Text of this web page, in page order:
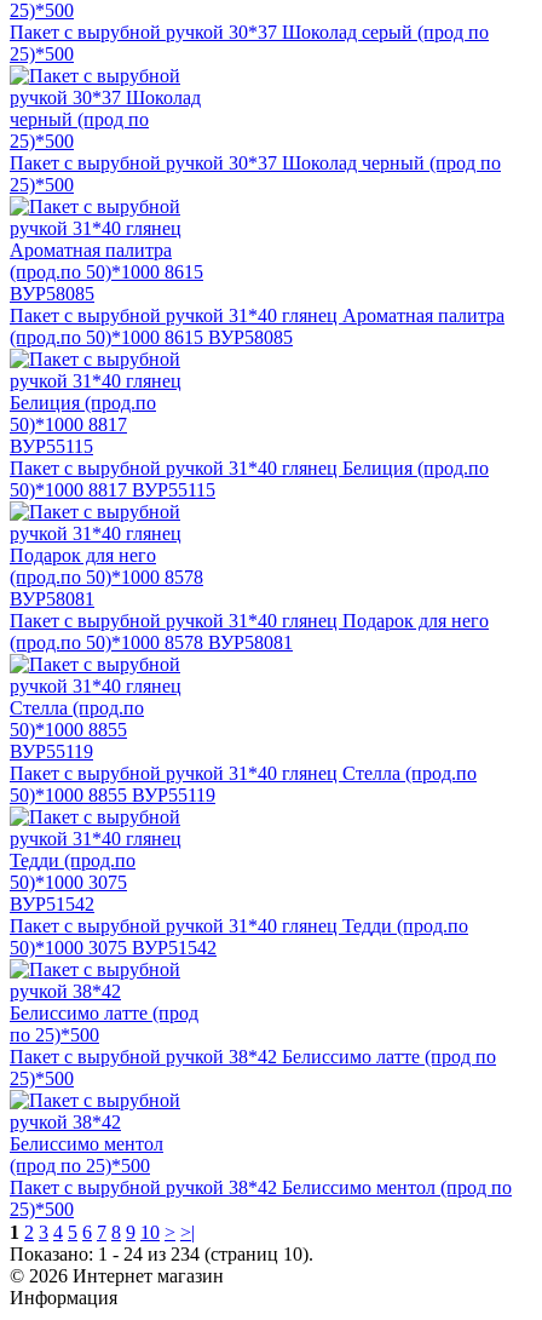
Пакет с вырубной ручкой 30*37 Шоколад серый (прод по
25)*500
Пакет с вырубной ручкой 30*37 Шоколад черный (прод по
25)*500
Пакет с вырубной ручкой 31*40 глянец Ароматная палитра
(прод.по 50)*1000 8615 ВУР58085
Пакет с вырубной ручкой 31*40 глянец Белиция (прод.по
50)*1000 8817 ВУР55115
Пакет с вырубной ручкой 31*40 глянец Подарок для него
(прод.по 50)*1000 8578 ВУР58081
Пакет с вырубной ручкой 31*40 глянец Стелла (прод.по
50)*1000 8855 ВУР55119
Пакет с вырубной ручкой 31*40 глянец Тедди (прод.по
50)*1000 3075 ВУР51542
Пакет с вырубной ручкой 38*42 Белиссимо латте (прод по
25)*500
Пакет с вырубной ручкой 38*42 Белиссимо ментол (прод по
25)*500
1 2 3 4 5 6 7 8 9 10 > >|
Показано: 1 - 24 из 234 (страниц 10).
© 2026 Интернет магазин
Информация